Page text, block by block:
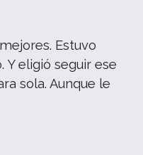
Estuvo
Y eligió seguir ese
sola. Aunque le